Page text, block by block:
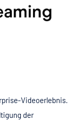
Videoerlebnis.
der